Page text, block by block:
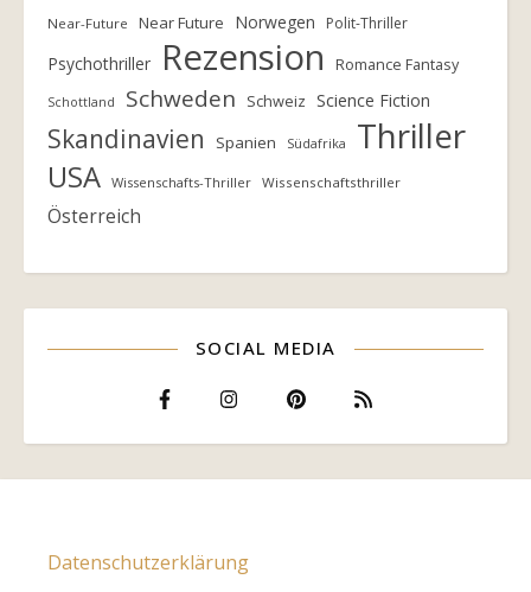
Near-Future Near Future Norwegen Polit-Thriller
Psychothriller Rezension Romance Fantasy
Schottland Schweden Schweiz Science Fiction
Skandinavien Spanien Südafrika Thriller
USA Wissenschafts-Thriller Wissenschaftsthriller
Österreich
SOCIAL MEDIA
Datenschutzerklärung